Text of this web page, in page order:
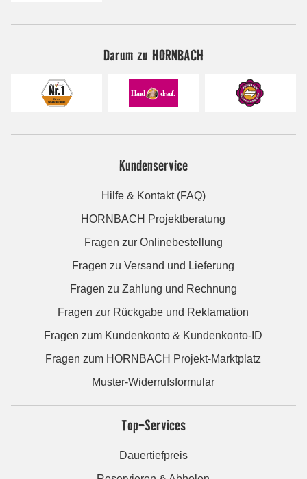
Darum zu HORNBACH
Kundenservice
Hilfe & Kontakt (FAQ)
HORNBACH Projektberatung
Fragen zur Onlinebestellung
Fragen zu Versand und Lieferung
Fragen zu Zahlung und Rechnung
Fragen zur Rückgabe und Reklamation
Fragen zum Kundenkonto & Kundenkonto-ID
Fragen zum HORNBACH Projekt-Marktplatz
Muster-Widerrufsformular
Top-Services
Dauertiefpreis